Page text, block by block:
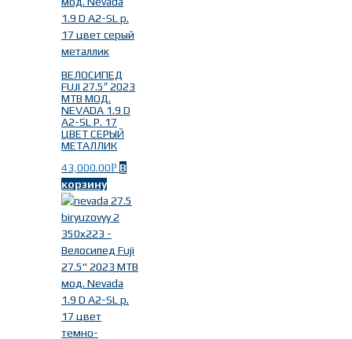
ВЕЛОСИПЕД
FUJI 27.5″ 2023
MTB МОД.
NEVADA 1.9 D
A2-SL Р. 17
ЦВЕТ СЕРЫЙ
МЕТАЛЛИК
43,000.00Р В
корзину